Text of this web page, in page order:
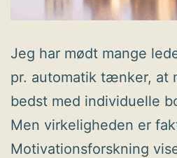
Jeg har mødt mange
pr. automatik tænker, at
bedst med individuelle
Men virkeligheden er
Motivationsforskning